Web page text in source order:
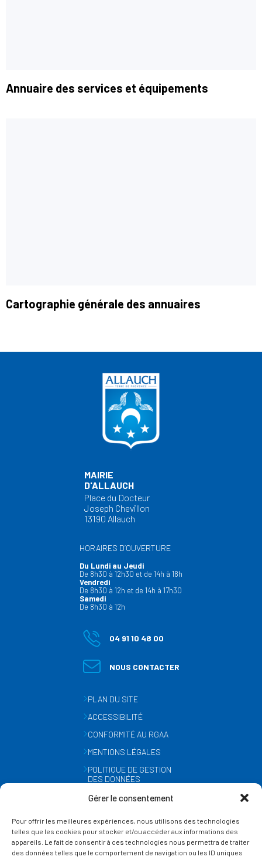
Gérer le consentement
Pour offrir les meilleures expériences, nous utilisons des technologies
telles que les cookies pour stocker et/ou accéder aux informations des
appareils. Le fait de consentir à ces technologies nous permettra de traiter
des données telles que le comportement de navigation ou les ID uniques
Annuaire des services et équipements
Cartographie générale des annuaires
MAIRIE
D'ALLAUCH
Place du Docteur
Joseph Chevillon
13190 Allauch
HORAIRES D’OUVERTURE
Du Lundi au Jeudi
De 8h30 à 12h30 et de 14h à 18h
Vendredi
De 8h30 à 12h et de 14h à 17h30
Samedi
De 8h30 à 12h
04 91 10 48 00
NOUS CONTACTER
PLAN DU SITE
ACCESSIBILITÉ
CONFORMITÉ AU RGAA
MENTIONS LÉGALES
POLITIQUE DE GESTION
DES DONNÉES
GESTION DES COOKIES